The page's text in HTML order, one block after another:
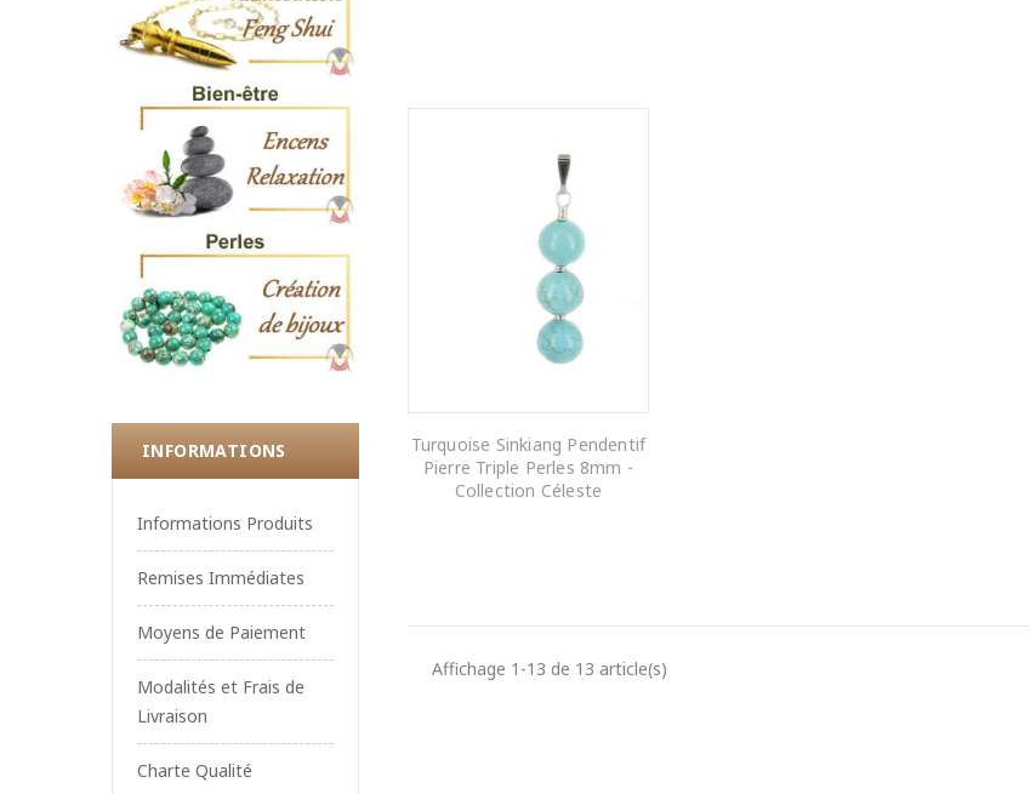
INFORMATIONS
Informations Produits
Remises Immédiates
Moyens de Paiement
Modalités et Frais de
Livraison
Charte Qualité
Turquoise Sinkiang Pendentif
Pierre Triple Perles 8mm -
Collection Céleste
Affichage 1-13 de 13 article(s)